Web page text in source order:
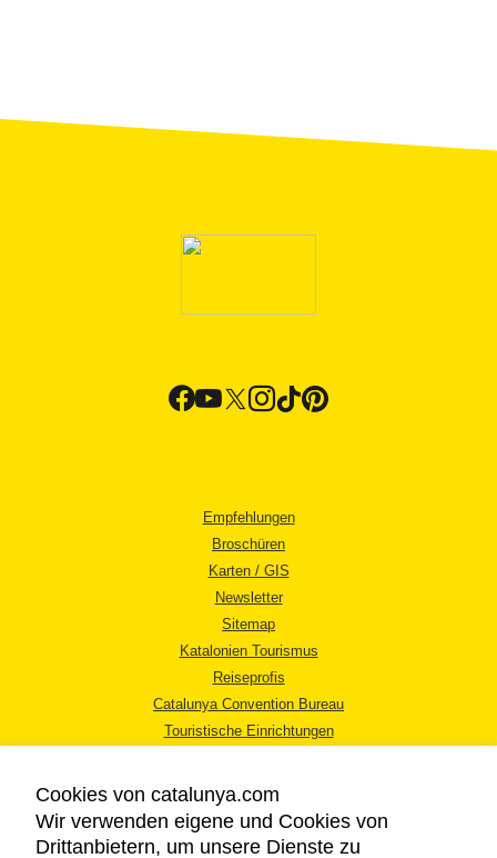
Empfehlungen
Broschüren
Karten / GIS
Newsletter
Sitemap
Katalonien Tourismus
Reiseprofis
Catalunya Convention Bureau
Touristische Einrichtungen
Cookies von catalunya.com
Wir verwenden eigene und Cookies von
Drittanbietern, um unsere Dienste zu